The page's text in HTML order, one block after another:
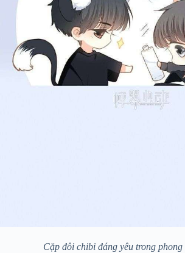
Cặp đôi chibi đáng yêu trong phong